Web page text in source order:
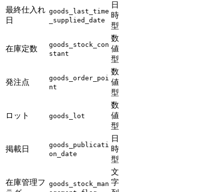
最終仕入れ
日
goods_last_time
_supplied_date
日
時
型
在庫定数
goods_stock_con
stant
数
値
型
発注点
goods_order_poi
nt
数
値
型
ロット goods_lot
数
値
型
掲載日
goods_publicati
on_date
日
時
型
在庫管理フ goods_stock_man
文
字